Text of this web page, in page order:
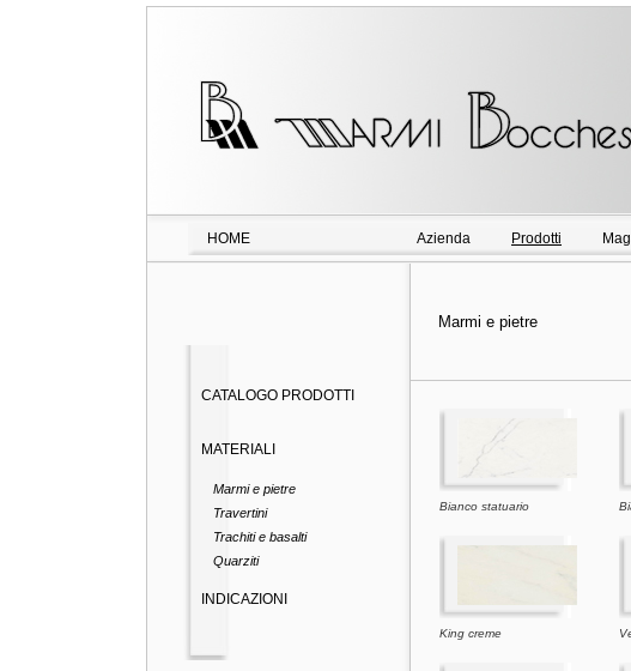
HOME Azienda Prodotti
CATALOGO PRODOTTI
MATERIALI
Marmi e pietre
Travertini
Trachiti e basalti
Quarziti
INDICAZIONI
Marmi e pietre
Bianco statuario
King creme